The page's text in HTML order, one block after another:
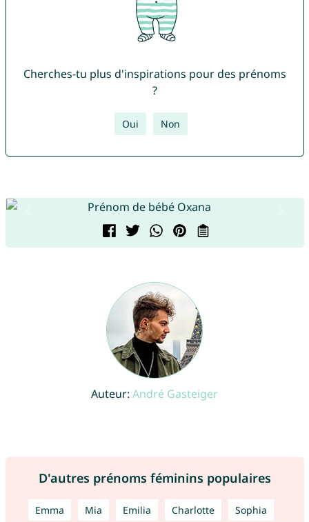
Cherches-tu plus d'inspirations pour des prénoms
?
Oui Non
Auteur: André Gasteiger
D'autres prénoms féminins populaires
Emma Mia Emilia Charlotte Sophia